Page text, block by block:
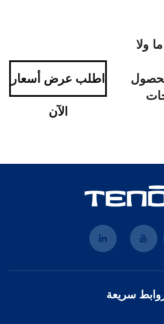
ولا
اطلب عرض أسعار
الآن
سريعة